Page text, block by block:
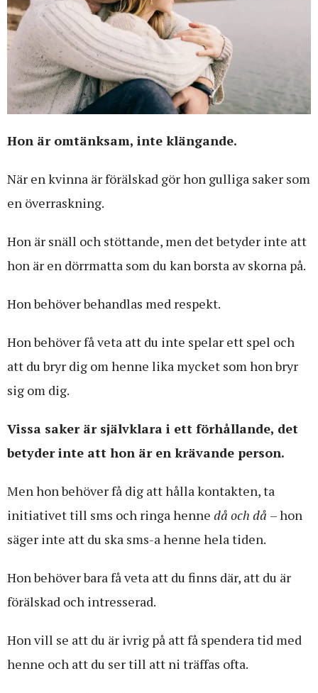
Hon är omtänksam, inte klängande.
När en kvinna är förälskad gör hon gulliga saker som
en överraskning.
Hon är snäll och stöttande, men det betyder inte att
hon är en dörrmatta som du kan borsta av skorna på.
Hon behöver behandlas med respekt.
Hon behöver få veta att du inte spelar ett spel och
att du bryr dig om henne lika mycket som hon bryr
sig om dig.
Vissa saker är självklara i ett förhållande, det
betyder inte att hon är en krävande person.
Men hon behöver få dig att hålla kontakten, ta
initiativet till sms och ringa henne då och då – hon
säger inte att du ska sms-a henne hela tiden.
Hon behöver bara få veta att du finns där, att du är
förälskad och intresserad.
Hon vill se att du är ivrig på att få spendera tid med
henne och att du ser till att ni träffas ofta.